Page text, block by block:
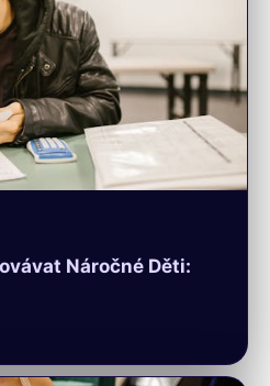
Náročné Děti: